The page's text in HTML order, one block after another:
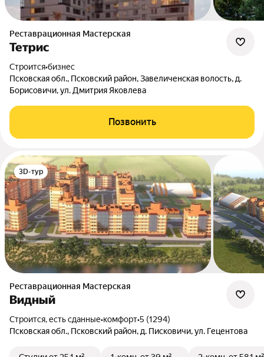
Реставрационная Мастерская
Тетрис
Строится•бизнес
Псковская обл., Псковский район, Завеличенская волость, д.
Борисовичи, ул. Дмитрия Яковлева
Позвонить
3D-тур
Реставрационная Мастерская
Видный
Строится, есть сданные•комфорт•5 (1294)
Псковская обл., Псковский район, д. Писковичи, ул. Гецентова